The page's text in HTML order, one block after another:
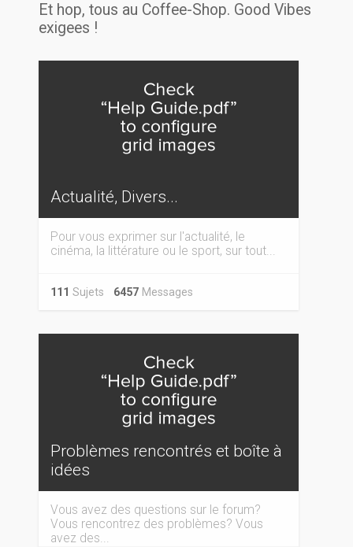
Et hop, tous au Coffee-Shop. Good Vibes
exigees !
Actualité, Divers...
Pour vous exprimer sur l'actualité, le
cinéma, la littérature ou le sport, sur tout...
111 Sujets 6457Messages
Problèmes rencontrés et boîte à
idées
Vous avez des questions sur le forum?
Vous rencontrez des problèmes? Vous
avez des...